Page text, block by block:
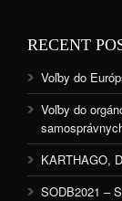
RECENT
Voľby do
Voľby do
KARTHAGO,
SODB2021 –